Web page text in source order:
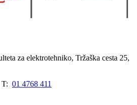
za elektrotehniko, Tržaška cesta 25,
T: 01 4768 411